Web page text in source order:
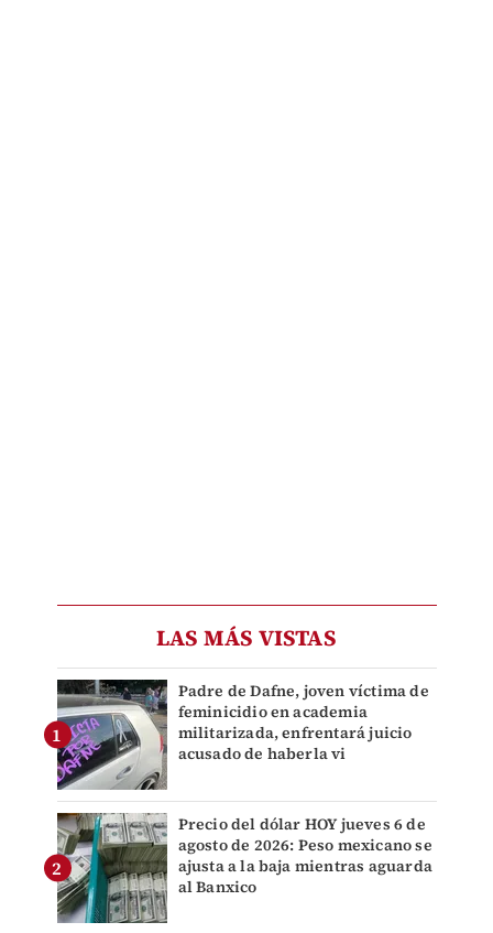
LAS MÁS VISTAS
Padre de Dafne, joven víctima de
feminicidio en academia
militarizada, enfrentará juicio
acusado de haberla vi
Precio del dólar HOY jueves 6 de
agosto de 2026: Peso mexicano se
ajusta a la baja mientras aguarda
al Banxico